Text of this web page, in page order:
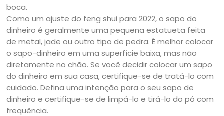
boca.
Como um ajuste do feng shui para 2022, o sapo do
dinheiro é geralmente uma pequena estatueta feita
de metal, jade ou outro tipo de pedra. É melhor colocar
o sapo-dinheiro em uma superfície baixa, mas não
diretamente no chão. Se você decidir colocar um sapo
do dinheiro em sua casa, certifique-se de tratá-lo com
cuidado. Defina uma intenção para o seu sapo de
dinheiro e certifique-se de limpá-lo e tirá-lo do pó com
frequência.